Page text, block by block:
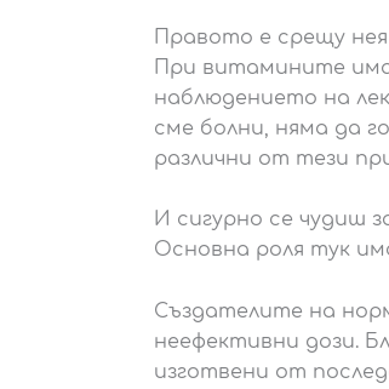
Правото е срещу
При витамините
наблюдението на
сме болни, няма да
различни от тези
И сигурно се чудиш
Основна роля тук
Създателите на
неефективни дози.
изготвени от